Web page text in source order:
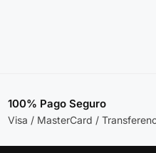
100% Pago Seguro
Visa / MasterCard /